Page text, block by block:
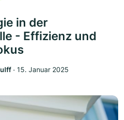
in der
- Effizienz und
‧ 15. Januar 2025